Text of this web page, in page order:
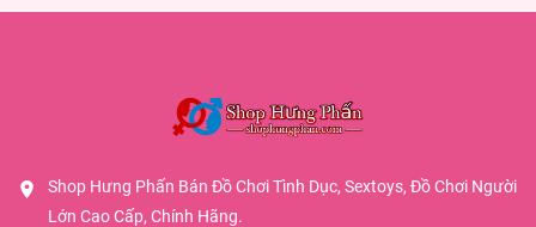
Shop Hưng Phấn Bán Đồ Chơi Tình Dục, Sextoys, Đồ Chơi Người
Lớn Cao Cấp, Chính Hãng.